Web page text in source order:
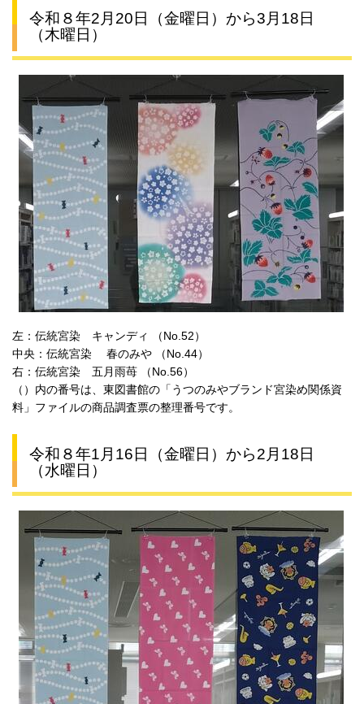
令和８年2月20日（金曜日）から3月18日
（木曜日）
左：伝統宮染 キャンディ （No.52）
中央：伝統宮染 春のみや （No.44）
右：伝統宮染 五月雨苺 （No.56）
（）内の番号は、東図書館の「うつのみやブランド宮染め関係資
料」ファイルの商品調査票の整理番号です。
令和８年1月16日（金曜日）から2月18日
（水曜日）